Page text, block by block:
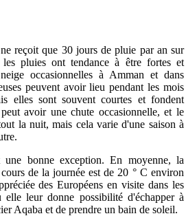
reçoit que 30 jours de pluie par an sur
pluies ont tendance à être fortes et
occasionnelles à Amman et dans
peuvent avoir lieu pendant les mois
elles sont souvent courtes et fondent
avoir une chute occasionnelle, et le
la nuit, mais cela varie d'une saison à
une bonne exception. En moyenne, la
de la journée est de 20 ° C environ
des Européens en visite dans les
leur donne possibilité d'échapper à
Aqaba et de prendre un bain de soleil.